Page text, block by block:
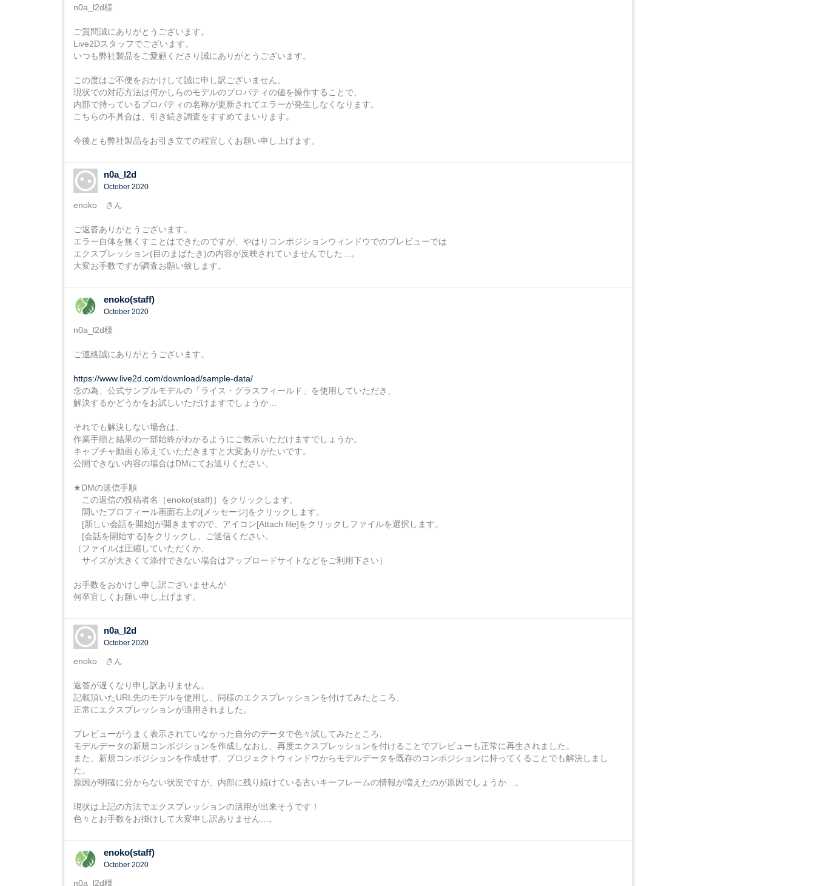
n0a_l2d様
ご質問誠にありがとうございます。
Live2Dスタッフでございます。
いつも弊社製品をご愛顧くださり誠にありがとうございます。
この度はご不便をおかけして誠に申し訳ございません。
現状での対応方法は何かしらのモデルのプロパティの値を操作することで、
内部で持っているプロパティの名称が更新されてエラーが発生しなくなります。
こちらの不具合は、引き続き調査をすすめてまいります。
今後とも弊社製品をお引き立ての程宜しくお願い申し上げます。
n0a_l2d
October 2020
enoko さん
ご返答ありがとうございます。
エラー自体を無くすことはできたのですが、やはりコンポジションウィンドウでのプレビューでは
エクスプレッション(目のまばたき)の内容が反映されていませんでした…。
大変お手数ですが調査お願い致します。
enoko(staff)
October 2020
n0a_l2d様
ご連絡誠にありがとうございます。
https://www.live2d.com/download/sample-data/
念の為、公式サンプルモデルの「ライス・グラスフィールド」を使用していただき、
解決するかどうかをお試しいただけますでしょうか…
それでも解決しない場合は、
作業手順と結果の一部始終がわかるようにご教示いただけますでしょうか。
キャプチャ動画も添えていただきますと大変ありがたいです。
公開できない内容の場合はDMにてお送りください。
★DMの送信手順
この返信の投稿者名［enoko(staff)］をクリックします。
開いたプロフィール画面右上の[メッセージ]をクリックします。
[新しい会話を開始]が開きますので、アイコン[Attach file]をクリックしファイルを選択します。
[会話を開始する]をクリックし、ご送信ください。
（ファイルは圧縮していただくか、
サイズが大きくて添付できない場合はアップロードサイトなどをご利用下さい）
お手数をおかけし申し訳ございませんが
何卒宜しくお願い申し上げます。
n0a_l2d
October 2020
enoko さん
返答が遅くなり申し訳ありません。
記載頂いたURL先のモデルを使用し、同様のエクスプレッションを付けてみたところ、
正常にエクスプレッションが適用されました。
プレビューがうまく表示されていなかった自分のデータで色々試してみたところ、
モデルデータの新規コンポジションを作成しなおし、再度エクスプレッションを付けることでプレビューも正常に再生されました。
また、新規コンポジションを作成せず、プロジェクトウィンドウからモデルデータを既存のコンポジションに持ってくることでも解決しまし
た。
原因が明確に分からない状況ですが、内部に残り続けている古いキーフレームの情報が増えたのが原因でしょうか…。
現状は上記の方法でエクスプレッションの活用が出来そうです！
色々とお手数をお掛けして大変申し訳ありません…。
enoko(staff)
October 2020
n0a_l2d様